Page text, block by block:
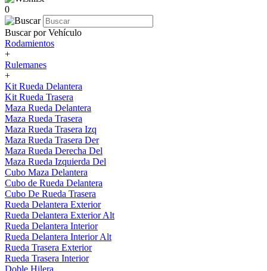
0
Buscar por Vehículo
Rodamientos
+
Rulemanes
+
Kit Rueda Delantera
Kit Rueda Trasera
Maza Rueda Delantera
Maza Rueda Trasera
Maza Rueda Trasera Izq
Maza Rueda Trasera Der
Maza Rueda Derecha Del
Maza Rueda Izquierda Del
Cubo Maza Delantera
Cubo de Rueda Delantera
Cubo De Rueda Trasera
Rueda Delantera Exterior
Rueda Delantera Exterior Alt
Rueda Delantera Interior
Rueda Delantera Interior Alt
Rueda Trasera Exterior
Rueda Trasera Interior
Doble Hilera